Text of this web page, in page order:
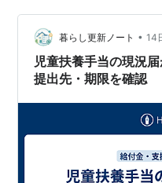
ています。 この記事で
策、私たちの生活に与え
ついて分かりやすく解
暮らし更新ノート • 14
児童扶養手当の現況
提出先・期限を確認